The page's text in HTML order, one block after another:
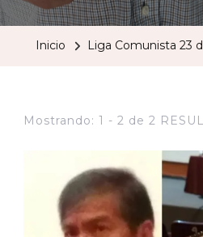
Inicio Liga Comunista 23
Mostrando: 1 - 2 de 2